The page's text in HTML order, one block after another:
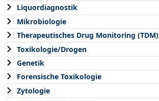
Liquordiagnostik
Mikrobiologie
Therapeutisches Drug Monitoring (TDM)
Toxikologie/Drogen
Genetik
Forensische Toxikologie
Zytologie